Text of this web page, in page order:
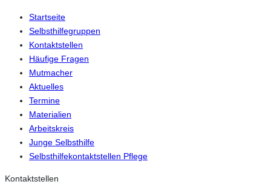
Startseite
Selbsthilfegruppen
Kontaktstellen
Häufige Fragen
Mutmacher
Aktuelles
Termine
Materialien
Arbeitskreis
Junge Selbsthilfe
Selbsthilfekontaktstellen Pflege
Kontaktstellen